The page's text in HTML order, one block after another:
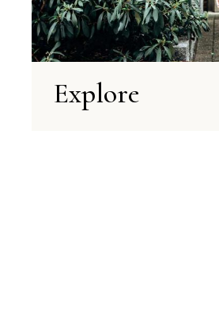
Explore